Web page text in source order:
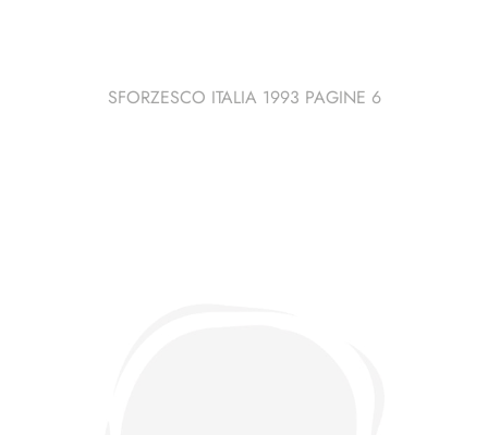
SFORZESCO ITALIA 1993 PAGINE 6